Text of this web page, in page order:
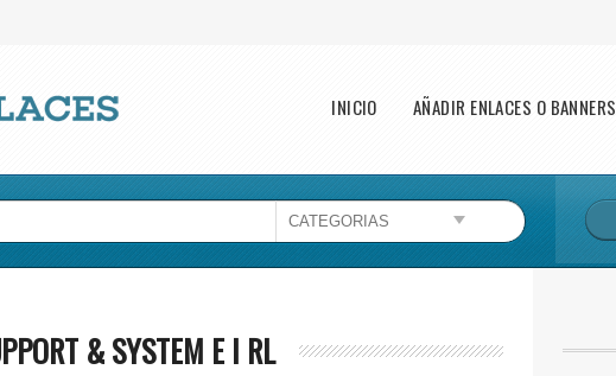
Main menu
INICIO AÑADIR ENLACES O BANNERS
& SYSTEM E I RL